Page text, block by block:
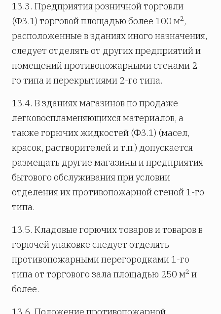
13.3. Предприятия розничной торговли
(Ф3.1) торговой площадью более 100 м2,
расположенные в зданиях иного назначения,
следует отделять от других предприятий и
помещений противопожарными стенами 2-
го типа и перекрытиями 2-го типа.
13.4. В зданиях магазинов по продаже
легковоспламеняющихся материалов, а
также горючих жидкостей (Ф3.1) (масел,
красок, растворителей и т.п.) допускается
размещать другие магазины и предприятия
бытового обслуживания при условии
отделения их противопожарной стеной 1-го
типа.
13.5. Кладовые горючих товаров и товаров в
горючей упаковке следует отделять
противопожарными перегородками 1-го
типа от торгового зала площадью 250 м2 и
более.